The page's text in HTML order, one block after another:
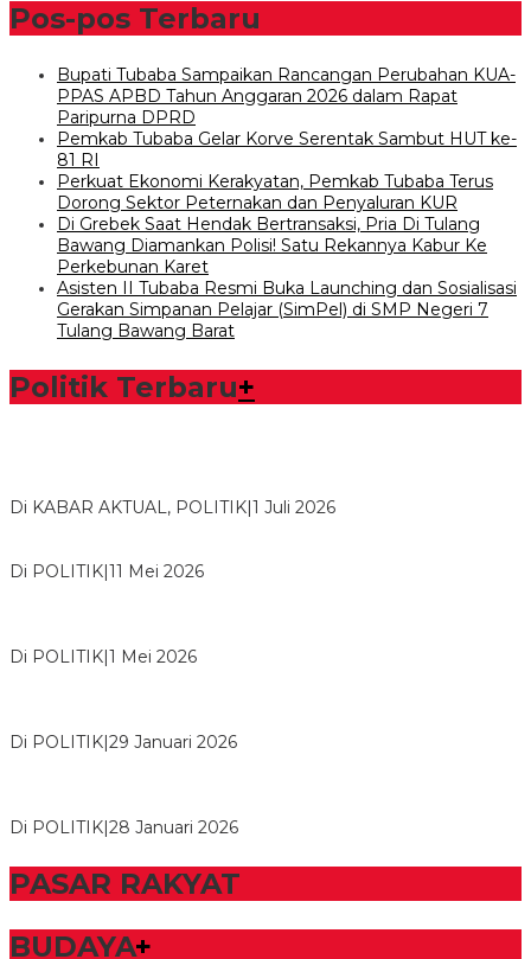
Pos-pos Terbaru
Bupati Tubaba Sampaikan Rancangan Perubahan KUA-
PPAS APBD Tahun Anggaran 2026 dalam Rapat
Paripurna DPRD
Pemkab Tubaba Gelar Korve Serentak Sambut HUT ke-
81 RI
Perkuat Ekonomi Kerakyatan, Pemkab Tubaba Terus
Dorong Sektor Peternakan dan Penyaluran KUR
Di Grebek Saat Hendak Bertransaksi, Pria Di Tulang
Bawang Diamankan Polisi! Satu Rekannya Kabur Ke
Perkebunan Karet
Asisten II Tubaba Resmi Buka Launching dan Sosialisasi
Gerakan Simpanan Pelajar (SimPel) di SMP Negeri 7
Tulang Bawang Barat
Politik Terbaru+
Di KABAR AKTUAL, POLITIK 1 Juli 2026
Di POLITIK 11 Mei 2026
Di POLITIK 1 Mei 2026
Di POLITIK 29 Januari 2026
Di POLITIK 28 Januari 2026
PASAR RAKYAT
BUDAYA+